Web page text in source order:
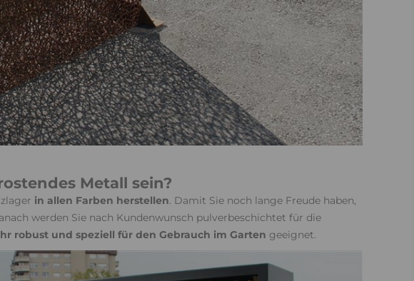
Metall sein?
in allen Farben herstellen. Damit Sie noch lange Freude haben,
werden Sie nach Kundenwunsch pulverbeschichtet für die
robust und speziell für den Gebrauch im Garten geeignet.